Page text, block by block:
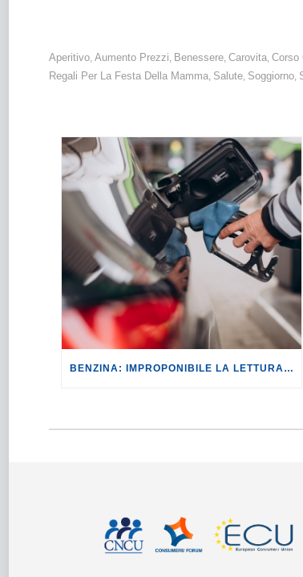
Aperitivo, Aumento Prezzi, Benessere, Carovita, Corso
Regali Per La Festa Della Mamma, Salute, Soggiorno,
BENZINA: IMPROPONIBILE LA LETTURA SECONDO CUI PROROGARE IL TAGLIO DELLE ACCISE SIGNIFICA TASSARE TUTTI I CITTADINI.